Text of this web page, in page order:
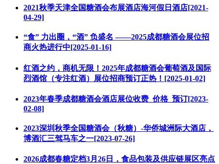
2021秋季天津全国糖酒会布展酒店海河假日酒店[2021-
04-29]
“食” 力出圈，“酒” 负盛名 ——2025成都糖酒会展位招
商火热进行中[2025-01-16]
红酒之约，商机无限！2025年成都糖酒会葡萄酒及国际
烈酒馆（专注红酒）展位招商预订正热！[2025-01-02]
2023年春季成都糖酒会酒店展位收费_价格_预订[2023-
02-08]
2023深圳秋季全国糖酒会（秋糖）-华侨城洲际大酒店，
博酒汇三驾马车之一[2023-07-26]
2026成都春糖定档3月26日，食品包装及供应链展区亮点